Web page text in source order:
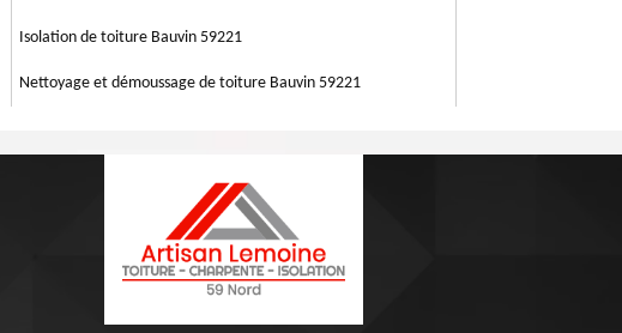
Isolation de toiture Bauvin 59221
Nettoyage et démoussage de toiture Bauvin 59221